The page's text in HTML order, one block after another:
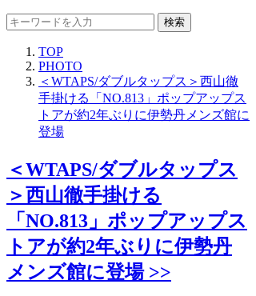
検索
TOP
PHOTO
＜WTAPS/ダブルタップス＞西山徹
手掛ける「NO.813」ポップアップス
トアが約2年ぶりに伊勢丹メンズ館に
登場
＜WTAPS/ダブルタップス
＞西山徹手掛ける
「NO.813」ポップアップス
トアが約2年ぶりに伊勢丹
メンズ館に登場 >>